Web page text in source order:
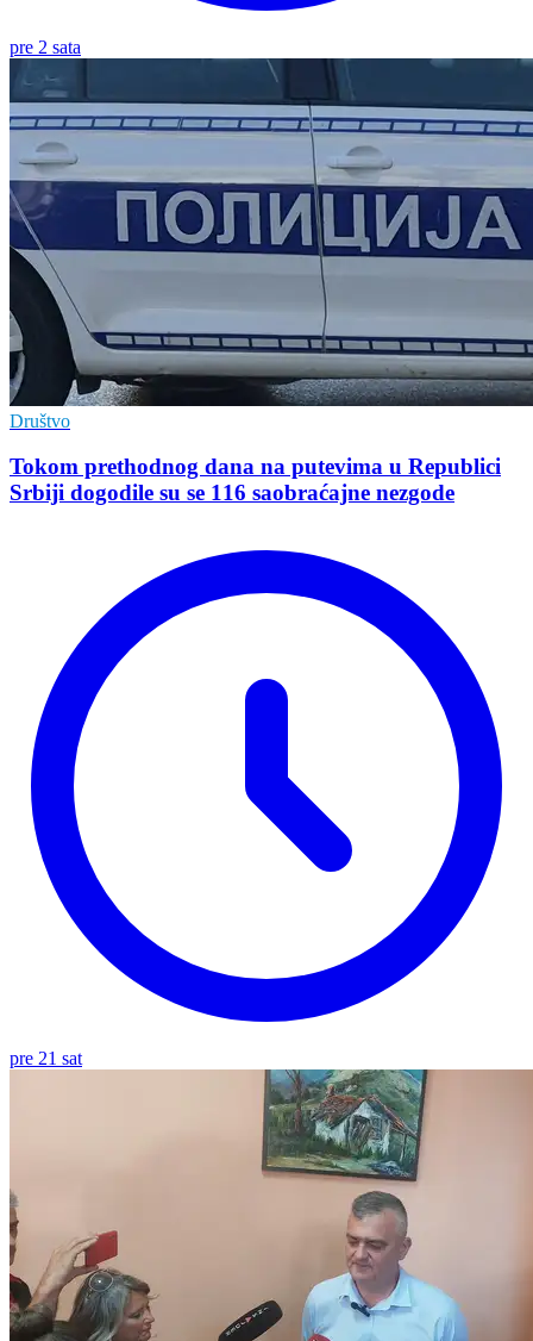
pre 2 sata
Društvo
Tokom prethodnog dana na putevima u Republici
Srbiji dogodile su se 116 saobraćajne nezgode
pre 21 sat